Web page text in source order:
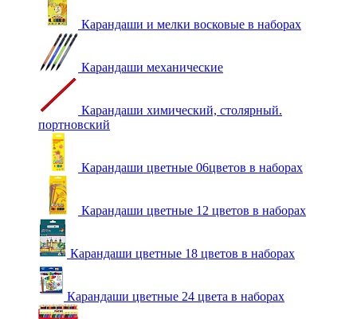
Карандаши и мелки восковые в наборах
Карандаши механические
Карандаши химический, столярный.
портновский
Карандаши цветные 06цветов в наборах
Карандаши цветные 12 цветов в наборах
Карандаши цветные 18 цветов в наборах
Карандаши цветные 24 цвета в наборах